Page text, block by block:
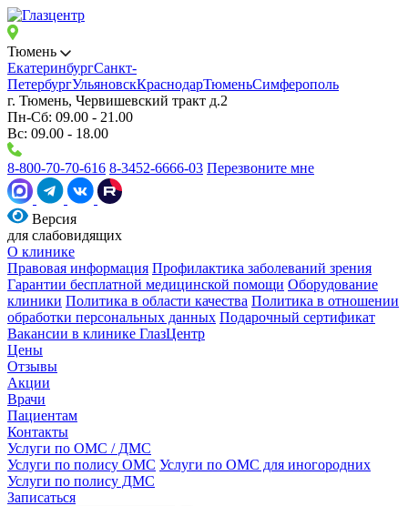
Тюмень
ЕкатеринбургСанкт-
ПетербургУльяновскКраснодарТюменьСимферополь
г. Тюмень, Червишевский тракт д.2
Пн-Сб: 09.00 - 21.00
Вс: 09.00 - 18.00
8-800-70-70-616 8-3452-6666-03 Перезвоните мне
Версия
для слабовидящих
О клинике
Правовая информация Профилактика заболеваний зрения
Гарантии бесплатной медицинской помощи Оборудование
клиники Политика в области качества Политика в отношении
обработки персональных данных Подарочный сертификат
Вакансии в клинике ГлазЦентр
Цены
Отзывы
Акции
Врачи
Пациентам
Контакты
Услуги по ОМС / ДМС
Услуги по полису ОМС Услуги по ОМС для иногородних
Услуги по полису ДМС
Записаться